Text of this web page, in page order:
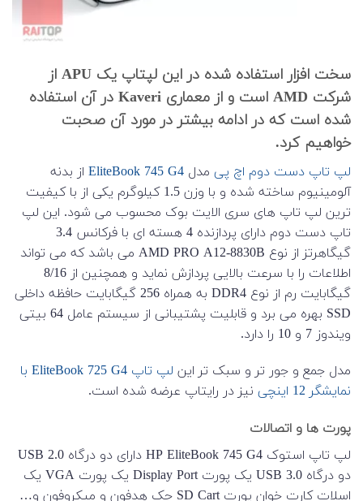
سخت افزار استفاده شده در این لپتاپ یک APU از
شرکت AMD است و از معماری Kaveri در آن استفاده
شده است که در ادامه بیشتر در مورد آن صحبت
خواهیم کرد.
لپ تاپ دست دوم اچ پی مدل EliteBook 745 G4 از بدنه
آلومینیوم ساخته شده و با وزن 1.5 کیلوگرم یکی از با کیفیت
ترین لپ تاپ های سری الایت بوک محسوب می شود. این لپ
تاپ دست دوم دارای پردازنده 4 هسته ای با فرکانس 3.4
گیگاهرتز از نوع AMD PRO A12-8830B می باشد که می تواند
اطلاعات را با سرعت بالایی پردازش نماید و همچنین از 8/16
گیگابایت رم از نوع DDR4 به همراه 256 گیگابایت حافظه داخلی
SSD بهره می برد و قابلیت پشتیبانی از سیستم عامل 64 بیتی
ویندوز 7 و 10 را دارد.
مدل جمع و جور تر و سبک تر این
لپ تاپ EliteBook 725 G4 با
نمایشگر 12 اینچی
نیز در رایتاپ عرضه شده است.
پورت ها و اتصالات
لپ تاپ استوک HP EliteBook 745 G4 دارای دو درگاه USB 2.0
دو درگاه USB 3.0 یک پورت Display Port یک پورت VGA یک
اسلات کارت خوان پورت SD Cart جک هدفون و میکروفون و…